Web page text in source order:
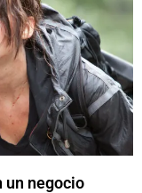
un negocio